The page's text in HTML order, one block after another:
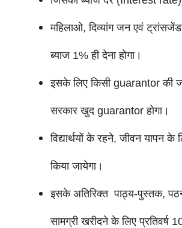
महिलाओ, दिव्यांग जन एवं
ब्याज 1% ही देना होगा।
इसके लिए किसी guarantor की
सरकार खुद guarantor होगा।
विद्यार्थयों के रहने, जीवन यापन के
किया जायेगा।
इसके अतिरिक्त पाठ्य-पुस्तक,
सामग्री खरीदने के लिए प्रतिवर्ष